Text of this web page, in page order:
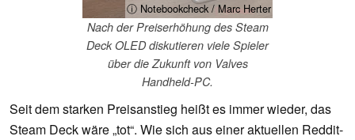
ⓘ Notebookcheck / Marc Herter
Nach der Preiserhöhung des Steam
Deck OLED diskutieren viele Spieler
über die Zukunft von Valves
Handheld-PC.
Seit dem starken Preisanstieg heißt es immer wieder, das
Steam Deck wäre „tot“. Wie sich aus einer aktuellen Reddit-